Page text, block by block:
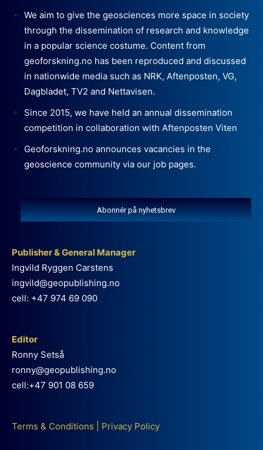
We aim to give the geosciences more space in society
through the dissemination of research and knowledge
in a popular science costume. Content from
geoforskning.no has been reproduced and discussed
in nationwide media such as NRK, Aftenposten, VG,
Dagbladet, TV2 and Nettavisen.
Since 2015, we have held an annual dissemination
competition in collaboration with Aftenposten Viten
Geoforskning.no announces vacancies in the
geoscience community via our job pages.
Abonnér på nyhetsbrev
Publisher & General Manager
Ingvild Ryggen Carstens
ingvild@geopublishing.no
cell: +47 974 69 090
Editor
Ronny Setså
ronny@geopublishing.no
cell:+47 901 08 659
Terms & Conditions Privacy Policy